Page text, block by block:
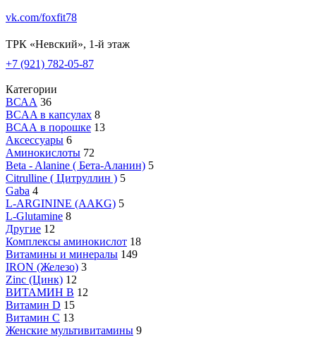
vk.com/foxfit78
ТРК «Невский», 1-й этаж
+7 (921) 782-05-87
Категории
ВСАА 36
BCAA в капсулах 8
ВСАА в порошке 13
Аксессуары 6
Аминокислоты 72
Beta - Alanine ( Бета-Аланин) 5
Citrulline ( Цитруллин ) 5
Gaba 4
L-ARGININE (AAKG) 5
L-Glutamine 8
Другие 12
Комплексы аминокислот 18
Витамины и минералы 149
IRON (Железо) 3
Zinc (Цинк) 12
ВИТАМИН B 12
Витамин D 15
Витамин С 13
Женские мультивитамины 9